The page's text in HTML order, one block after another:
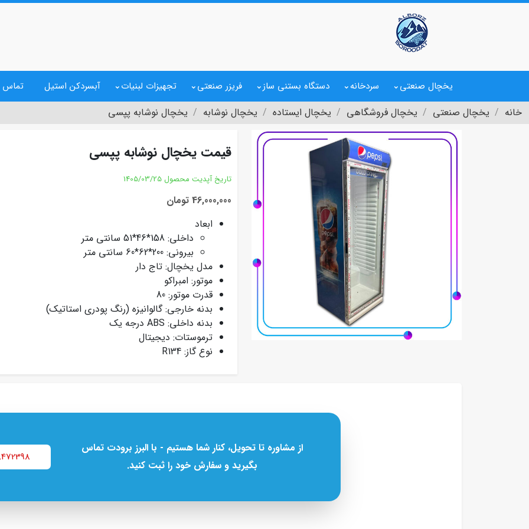
یخچال صنعتی سردخانه دستگاه بستنی ساز فریزر صنعتی تجهیزات لبنیات آبسردکن استیل تماس
خانه یخچال صنعتی یخچال فروشگاهی یخچال ایستاده یخچال نوشابه یخچال نوشابه پپسی
قیمت یخچال نوشابه پپسی
تاریخ آپدیت محصول 1405/03/25
46,000,000 تومان
ابعاد
داخلی: 158*46*51 سانتی متر
بیرونی: 200*62*60 سانتی متر
مدل یخچال: تاج دار
موتور: امبراکو
قدرت موتور: 80
بدنه خارجی: گالوانیزه (رنگ پودری استاتیک)
بدنه داخلی: ABS درجه یک
ترموستات: دیجیتال
نوع گاز: R134
از مشاوره تا تحویل، کنار شما هستیم - با البرز برودت تماس
بگیرید و سفارش خود را ثبت کنید.